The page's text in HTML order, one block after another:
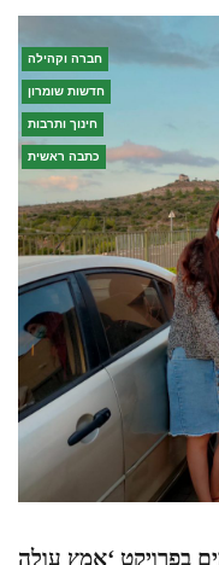
חברה וקהילה
חדשות שומרון
חינוך ותרבות
כתבה ראשית